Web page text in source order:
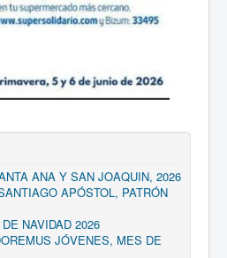
ANA Y SAN JOAQUIN, 2026
APÓSTOL, PATRÓN
NAVIDAD 2026
JÓVENES, MES DE